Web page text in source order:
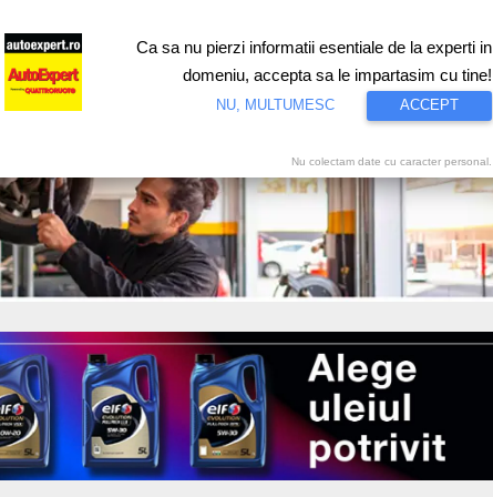
Test drive Motorsport Proiecte speciale Video
Ca sa nu pierzi informatii esentiale de la experti in
domeniu, accepta sa le impartasim cu tine!
NU, MULTUMESC ACCEPT
Nu colectam date cu caracter personal.